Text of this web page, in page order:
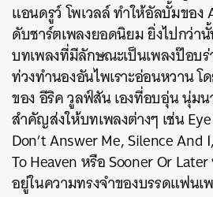
แอนดรูว์ โพเวลล์ ทำให้อัลบั้มของ
ดับชาร์ตเพลงยอดนิยม ยิ่งไปกว่า
บทเพลงที่มีลักษณะเป็นเพลงป๊อบ
ท่วงทำนองอันไพเราะอ่อนหวาน โ
ของ อีริค วูลฟ์สัน เองที่อบอุ่น นุ่ม
สำคัญส่งให้บทเพลงต่างๆ เช่น
Don’t Answer Me, Silence And
To Heaven หรือ Sooner Or
อยู่ในความทรงจำของบรรดแฟนเ